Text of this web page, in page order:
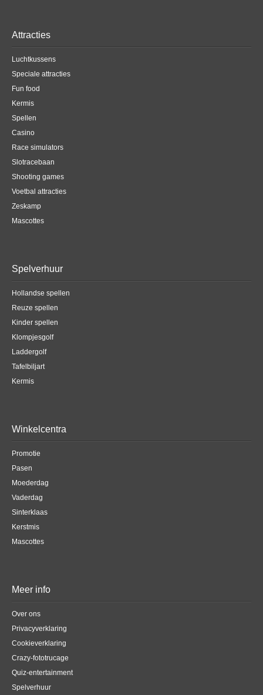
Attracties
Luchtkussens
Speciale attracties
Fun food
Kermis
Spellen
Casino
Race simulators
Slotracebaan
Shooting games
Voetbal attracties
Zeskamp
Mascottes
Spelverhuur
Hollandse spellen
Reuze spellen
Kinder spellen
Klompjesgolf
Laddergolf
Tafelbiljart
Kermis
Winkelcentra
Promotie
Pasen
Moederdag
Vaderdag
Sinterklaas
Kerstmis
Mascottes
Meer info
Over ons
Privacyverklaring
Cookieverklaring
Crazy-fototrucage
Quiz-entertainment
Spelverhuur